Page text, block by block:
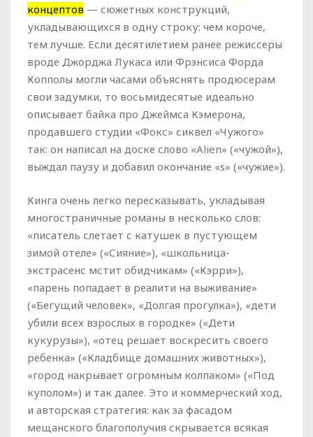
концептов — сюжетных конструкций,
укладывающихся в одну строку: чем короче,
тем лучше. Если десятилетием ранее режиссеры
вроде Джорджа Лукаса или Фрэнсиса Форда
Копполы могли часами объяснять продюсерам
свои задумки, то восьмидесятые идеально
описывает байка про Джеймса Кэмерона,
продавшего студии «Фокс» сиквел «Чужого»
так: он написал на доске слово «Alien» («чужой»),
выждал паузу и добавил окончание «s» («чужие»).
Кинга очень легко пересказывать, укладывая
многостраничные романы в несколько слов:
«писатель слетает с катушек в пустующем
зимой отеле» («Сияние»), «школьница-
экстрасенс мстит обидчикам» («Кэрри»),
«парень попадает в реалити на выживание»
(«Бегущий человек», «Долгая прогулка»), «дети
убили всех взрослых в городке» («Дети
кукурузы»), «отец решает воскресить своего
ребенка» («Кладбище домашних животных»),
«город накрывает огромным колпаком» («Под
куполом») и так далее. Это и коммерческий ход,
и авторская стратегия: как за фасадом
мещанского благополучия скрывается всякая